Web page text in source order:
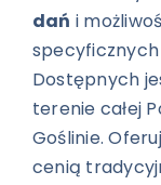
dań i
Dostępnych
terenie całej
Goślinie.
cenią